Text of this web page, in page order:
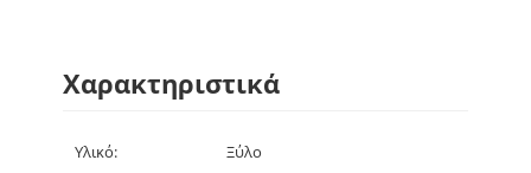
Χαρακτηριστικά
Υλικό: Ξύλο